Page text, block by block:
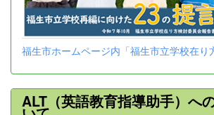
福生市ホームページ内「福生市立学校在り
ALT（英語教育指導助手）へ